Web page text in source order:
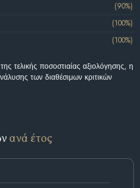
(90%)
(100%)
(100%)
τελικής ποσοστιαίας αξιολόγησης, η
των διαθέσιμων κριτικών
ανά έτος